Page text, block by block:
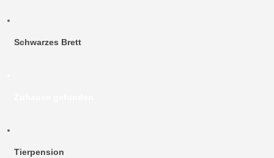
Schwarzes Brett
Tierpension